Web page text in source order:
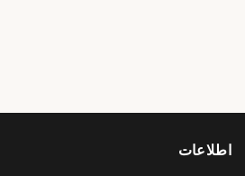
اطلاعات